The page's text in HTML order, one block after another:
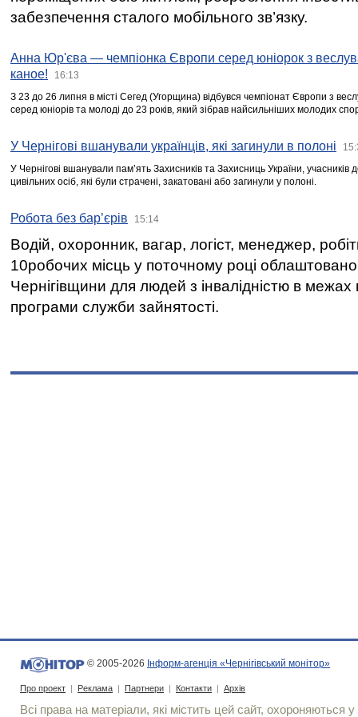
забезпечення сталого мобільного зв’язку.
Анна Юр'єва — чемпіонка Європи серед юніорок з
каное!
16:13
З 23 до 26 липня в місті Сегед (Угорщина) відбувся чемпіонат Європи з
серед юніорів та молоді до 23 років, який зібрав найсильніших молодих
У Чернігові вшанували українців, які загинули в полоні
У Чернігові вшанували пам’ять Захисників та Захисниць України,
цивільних осіб, які були страчені, закатовані або загинули у полоні.
Робота без бар’єрів 15:14
Водій, охоронник, вагар, логіст, менеджер,
10робочих місць у поточному році
Чернігівщини для людей з інвалідністю в межах
програми служби зайнятості.
© 2005-2026 Інформ-агенція «Чернігівський монітор»
Про проект | Реклама | Партнери | Контакти | Архів
Всі права на матеріали, які містить цей сайт, охороняються у